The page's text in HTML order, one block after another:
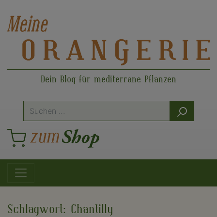
Dein Blog für mediterrane Pflanzen
Suche
nach:
Hauptnavigation
Schlagwort: Chantilly